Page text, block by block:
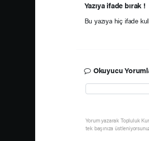
Yazıya ifade bırak !
Bu yazıya hiç ifade
Okuyucu
Yorum yazarak Topluluk
tek başınıza